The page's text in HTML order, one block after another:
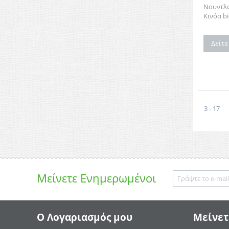
Κινόα
3 - 17
Μείνετε Ενημερωμένοι
Ο Λογαριασμός μου